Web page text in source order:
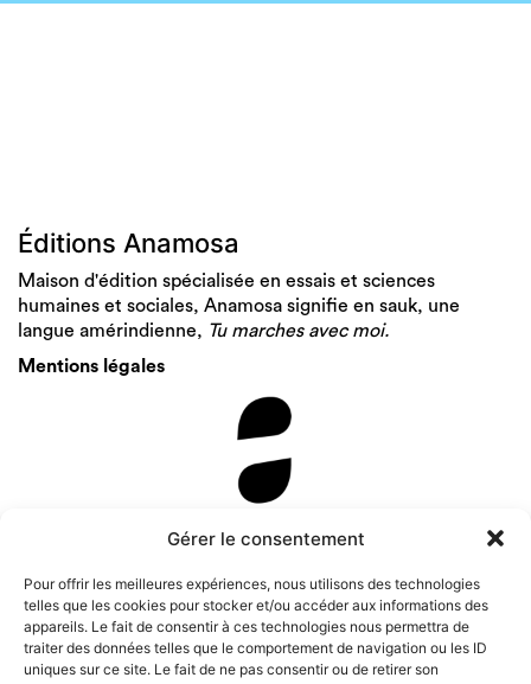
Gérer le consentement
Pour offrir les meilleures expériences, nous utilisons des technologies
telles que les cookies pour stocker et/ou accéder aux informations des
appareils. Le fait de consentir à ces technologies nous permettra de
traiter des données telles que le comportement de navigation ou les ID
uniques sur ce site. Le fait de ne pas consentir ou de retirer son
Éditions Anamosa
Maison d'édition spécialisée en essais et sciences
humaines et sociales, Anamosa signifie en sauk, une
langue amérindienne, Tu marches avec moi.
Mentions légales